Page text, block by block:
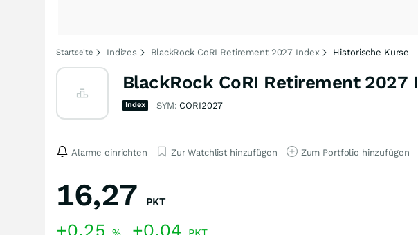
Startseite Indizes BlackRock CoRI Retirement 2027 Index Historische Kurse
BlackRock CoRI Retirement 2027
Index SYM: CORI2027
Alarme einrichten Zur Watchlist hinzufügen Zum Portfolio hinzufügen
16,27 PKT
+0,25 +0,04